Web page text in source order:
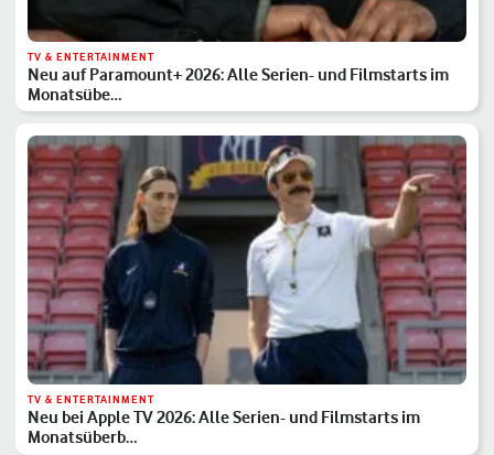
TV & ENTERTAINMENT
Neu auf Paramount+ 2026: Alle Serien- und Filmstarts im
Monatsübe…
TV & ENTERTAINMENT
Neu bei Apple TV 2026: Alle Serien- und Filmstarts im
Monatsüberb…